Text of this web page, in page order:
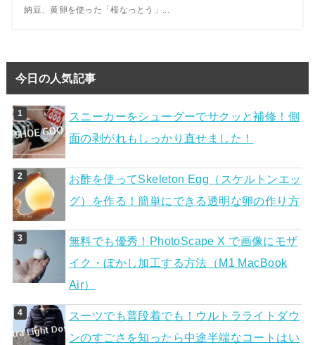
納豆、黄卵を使った「桜なっとう」...
今日の人気記事
スニーカーをシューグーでサクッと補修！側
面の剥がれもしっかり直せました！
お酢を使ってSkeleton Egg（スケルトンエッ
グ）を作る！簡単にできる透明な卵の作り方
無料でも優秀！PhotoScape X で画像にモザ
イク・ぼかし加工する方法（M1 MacBook
Air）
スーツでも普段着でも！ウルトラライトダウ
ンのすごさを知ったら中途半端なコートはい